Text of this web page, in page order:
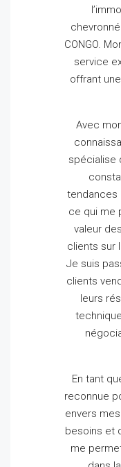
CONGO.
service
offrant
Avec
spécialise
tendances
ce qui me
valeur
clients sur
Je suis
clients
leurs
En tant
reconnue
envers
besoins et
me